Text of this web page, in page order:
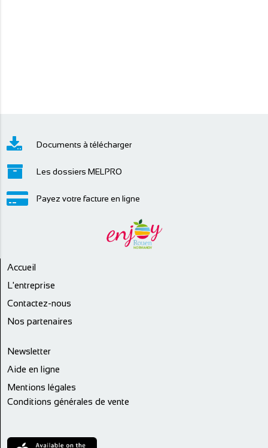
Documents à télécharger
Les dossiers MELPRO
Payez votre facture en ligne
Accueil
L'entreprise
Contactez-nous
Nos partenaires
Newsletter
Aide en ligne
Mentions légales
Conditions générales de vente